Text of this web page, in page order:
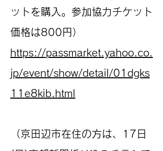
ットを購入。参加協力チケット
価格は800円）
https://passmarket.yahoo.co.
jp/event/show/detail/01dgks
11e8kib.html
（京田辺市在住の方は、17日